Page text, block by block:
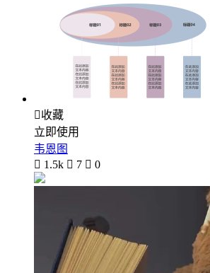
收藏
立即使用
韦恩图
 1.5k  7  0